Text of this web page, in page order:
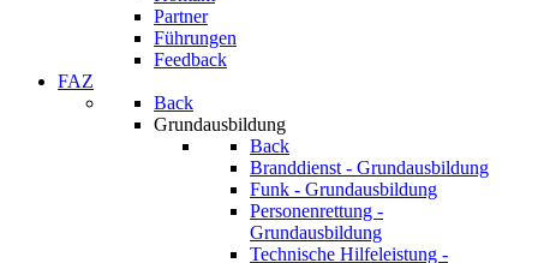
Partner
Führungen
Feedback
FAZ
Back
Grundausbildung
Back
Branddienst - Grundausbildung
Funk - Grundausbildung
Personenrettung -
Grundausbildung
Technische Hilfeleistung -